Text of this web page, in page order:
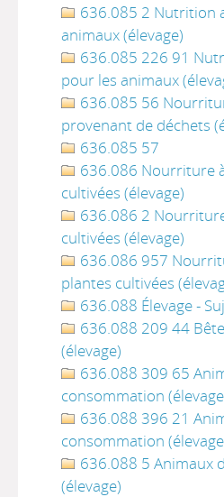
636.085 2 Nutrition
animaux (élevage)
636.085 226 91
pour les animaux
636.085 56
provenant de déchets
636.085 57
636.086 Nourriture
cultivées (élevage)
636.086 2
cultivées (élevage)
636.086 957
plantes cultivées
636.088 Élevage -
636.088 209 44
(élevage)
636.088 309 65
consommation
636.088 396 21
consommation
636.088 5 Animaux
(élevage)